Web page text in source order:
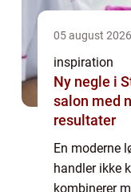
05 august 2026
inspiration
Ny negle i
salon med
resultater
En moderne
handler ikke
kombinerer